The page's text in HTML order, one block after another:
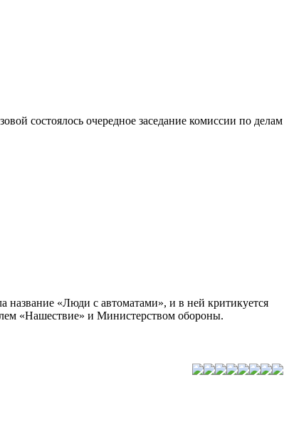
состоялось очередное заседание комиссии по делам
«Люди с автоматами», и в ней критикуется
«Нашествие» и Министерством обороны.